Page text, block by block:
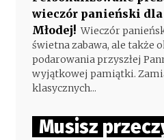
wieczór panieński dla
Młodej! Wieczór
świetna zabawa, ale także
podarowania przyszłej
wyjątkowej pamiątki.
klasycznych...
Musisz